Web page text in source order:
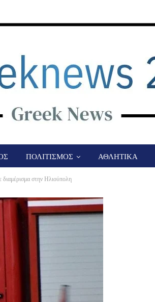
ΠΟΛΙΤΙΣΜΟΣ ΑΘΛΗΤΙΚΑ
διαμέρισμα στην Ηλιούπολη